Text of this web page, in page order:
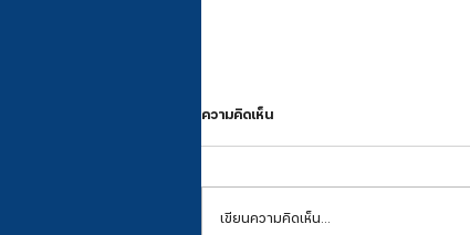
ความคิดเห็น
เขียนความคิดเห็น…